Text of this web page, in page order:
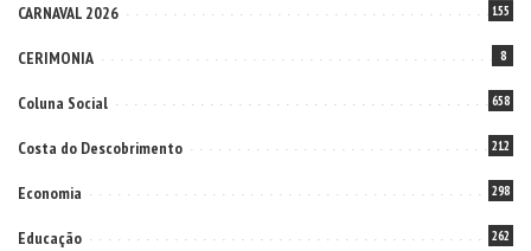
CARNAVAL 2026 155
CERIMONIA 8
Coluna Social 658
Costa do Descobrimento 212
Economia 298
Educação 262